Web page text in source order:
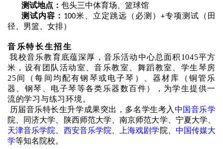
测试地点： 包头三中体育场、篮球馆
测试内容： 100米、立定跳远（必测） +专项测试（田
径、男篮、女排）
音乐特长生招生
我校音乐教育底蕴深厚，音乐活动中心总面积 1045平方
米，设有团队活动室、音乐教室、舞蹈教室、学生琴房
25间（每间均配有钢琴或电子琴）、器材库（铜管乐
器、钢琴、电子琴等各类乐器数百件），为学生提供一
流的学习与练习环境。
历届音乐特长生升学成果突出，多名学生考入 中国音乐学
院、同济大学、陕西师范大学、南京师范大学、宁夏大学、
天津音乐学院
西安音乐学院 上海戏剧学 院、 中国传媒大
学等知名院校。